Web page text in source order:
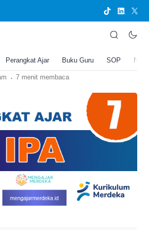
Perangkat Ajar Buku Guru SOP
IPA Deep Learning Kelas 7
Merdeka
. 7 menit membaca